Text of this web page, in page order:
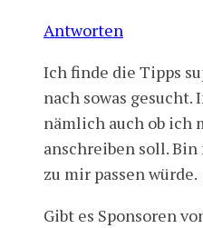
Antworten
Ich finde die Tipps
nach sowas
nämlich auch ob ich
anschreiben soll.
zu mir passen würde.
Gibt es Sponsoren